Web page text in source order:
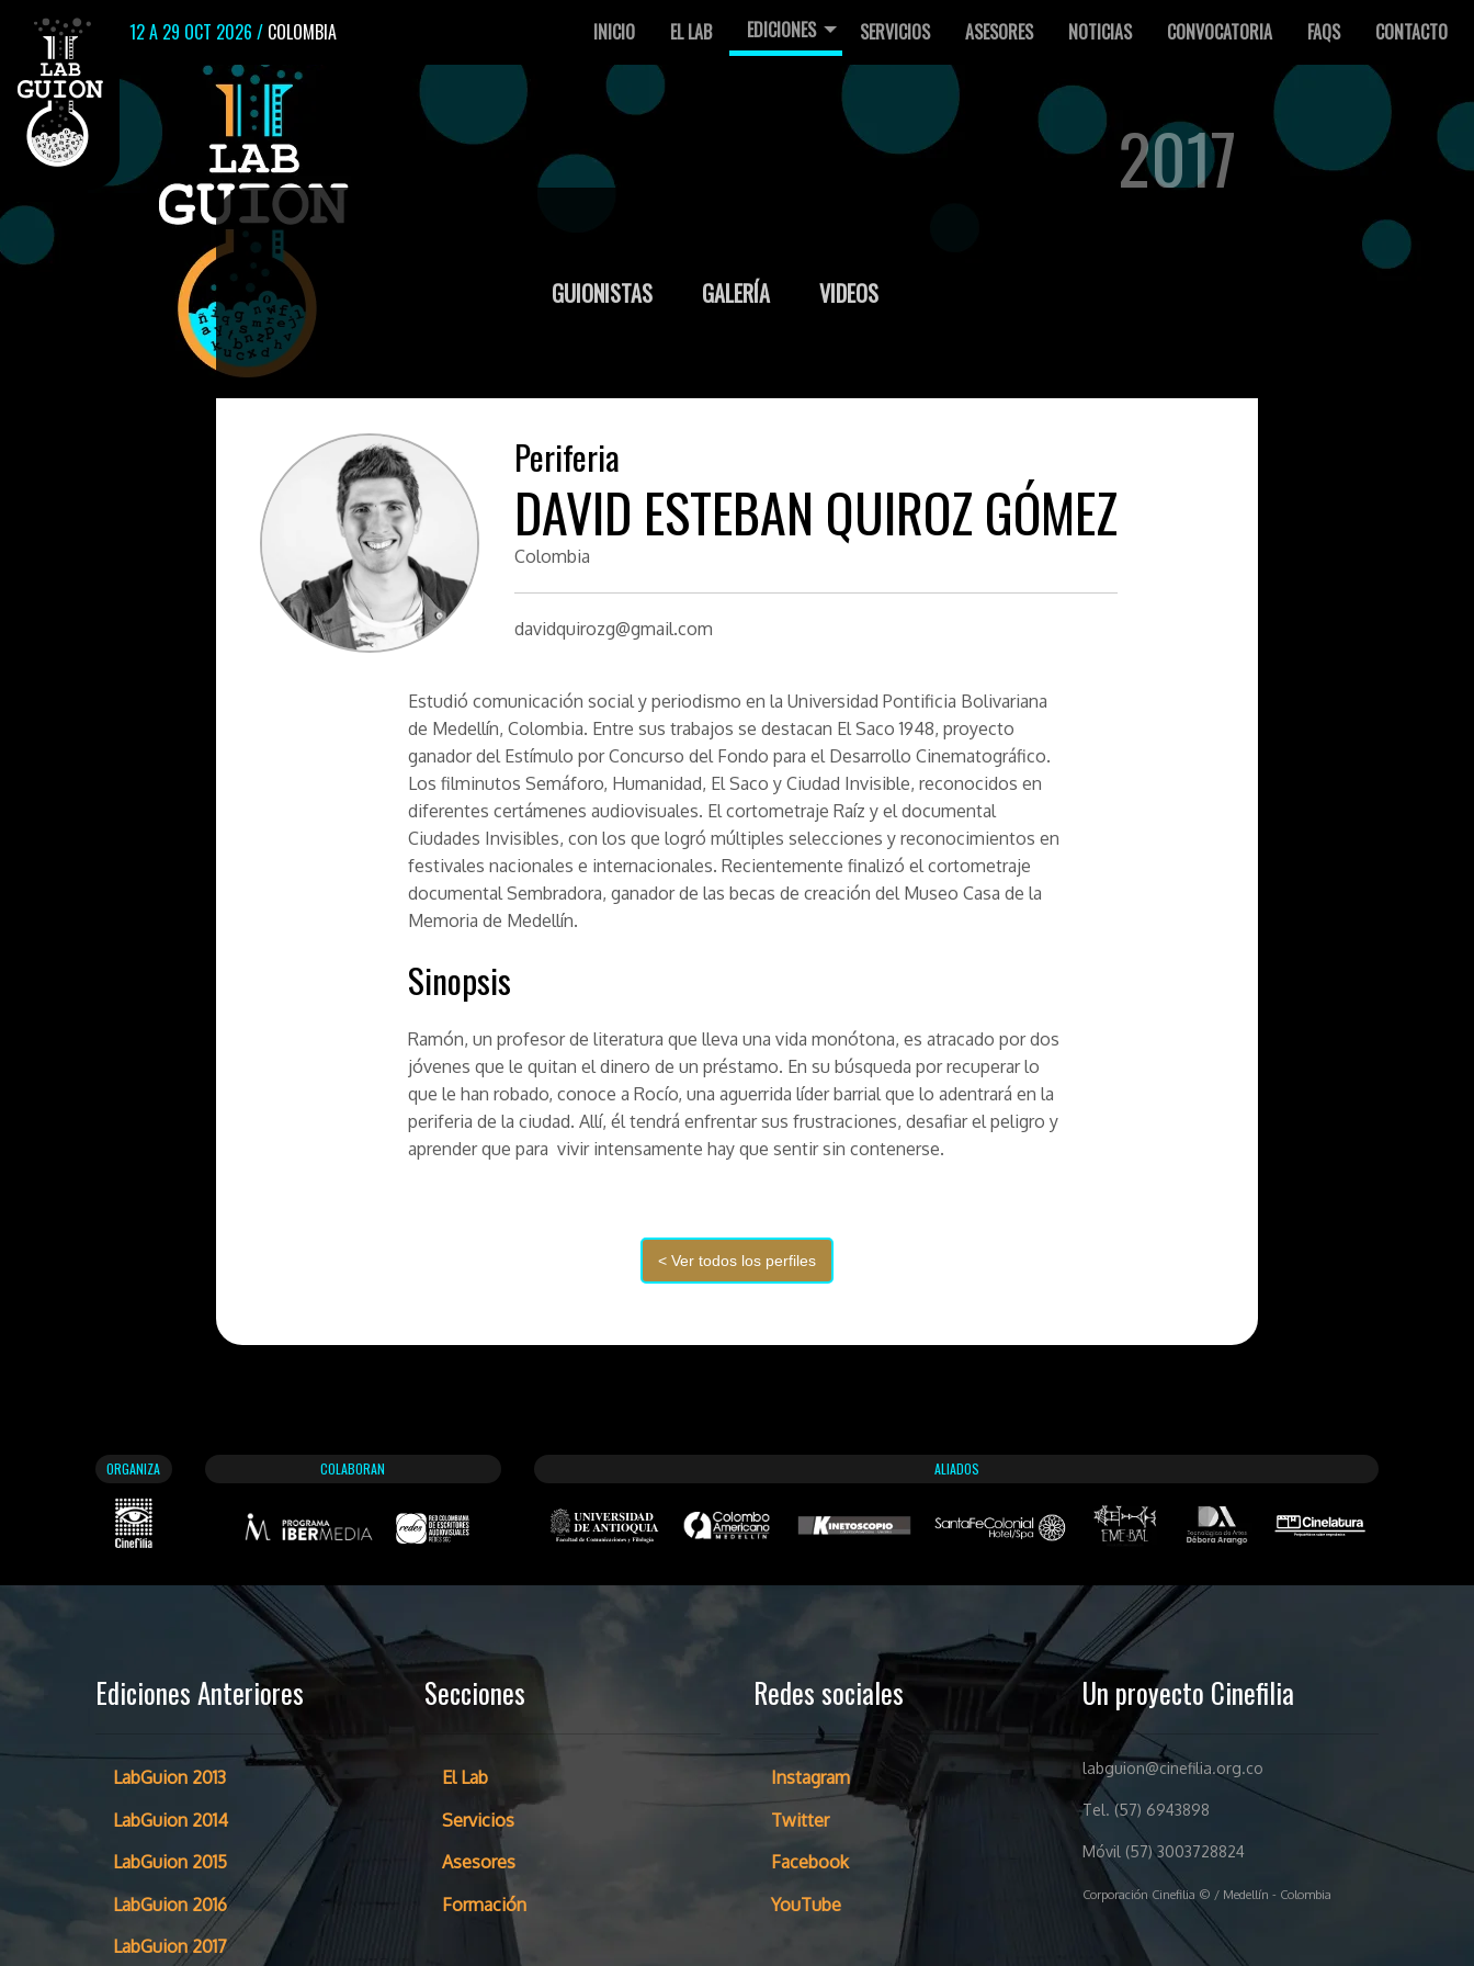
12 A 29 OCT 2026 / COLOMBIA INICIO EL LAB EDICIONES SERVICIOS ASESORES NOTICIAS CONVOCATORIA FAQS CONTACTO
2017
GUIONISTAS GALERÍA VIDEOS
Periferia
DAVID ESTEBAN QUIROZ GÓMEZ
Colombia
davidquirozg@gmail.com
Estudió comunicación social y periodismo en la Universidad Pontificia Bolivariana
de Medellín, Colombia. Entre sus trabajos se destacan El Saco 1948, proyecto
ganador del Estímulo por Concurso del Fondo para el Desarrollo Cinematográfico.
Los filminutos Semáforo, Humanidad, El Saco y Ciudad Invisible, reconocidos en
diferentes certámenes audiovisuales. El cortometraje Raíz y el documental
Ciudades Invisibles, con los que logró múltiples selecciones y reconocimientos en
festivales nacionales e internacionales. Recientemente finalizó el cortometraje
documental Sembradora, ganador de las becas de creación del Museo Casa de la
Memoria de Medellín.
Sinopsis
Ramón, un profesor de literatura que lleva una vida monótona, es atracado por dos
jóvenes que le quitan el dinero de un préstamo. En su búsqueda por recuperar lo
que le han robado, conoce a Rocío, una aguerrida líder barrial que lo adentrará en la
periferia de la ciudad. Allí, él tendrá enfrentar sus frustraciones, desafiar el peligro y
aprender que para vivir intensamente hay que sentir sin contenerse.
ORGANIZA COLABORAN ALIADOS
Ediciones Anteriores
LabGuion 2013
LabGuion 2014
LabGuion 2015
LabGuion 2016
LabGuion 2017
Secciones
El Lab
Servicios
Asesores
Formación
Redes sociales
Instagram
Twitter
Facebook
YouTube
Un proyecto Cinefilia
labguion@cinefilia.org.co
Tel. (57) 6943898
Móvil (57) 3003728824
Corporación Cinefilia © / Medellín - Colombia